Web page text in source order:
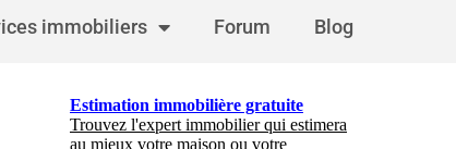
immobiliers Forum Blog